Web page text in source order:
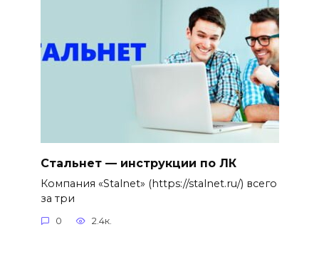
Стальнет — инструкции по ЛК
Компания «Stalnet» (https://stalnet.ru/) всего
за три
0 2.4к.